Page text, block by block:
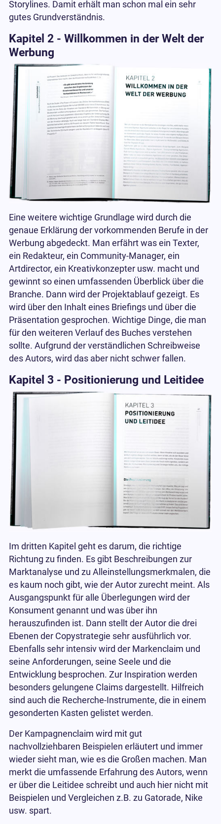
Storylines. Damit erhält man schon mal ein sehr
gutes Grundverständnis.
Kapitel 2 - Willkommen in der Welt der
Werbung
Eine weitere wichtige Grundlage wird durch die
genaue Erklärung der vorkommenden Berufe in der
Werbung abgedeckt. Man erfährt was ein Texter,
ein Redakteur, ein Community-Manager, ein
Artdirector, ein Kreativkonzepter usw. macht und
gewinnt so einen umfassenden Überblick über die
Branche. Dann wird der Projektablauf gezeigt. Es
wird über den Inhalt eines Briefings und über die
Präsentation gesprochen. Wichtige Dinge, die man
für den weiteren Verlauf des Buches verstehen
sollte. Aufgrund der verständlichen Schreibweise
des Autors, wird das aber nicht schwer fallen.
Kapitel 3 - Positionierung und Leitidee
Im dritten Kapitel geht es darum, die richtige
Richtung zu finden. Es gibt Beschreibungen zur
Marktanalyse und zu Alleinstellungsmerkmalen, die
es kaum noch gibt, wie der Autor zurecht meint. Als
Ausgangspunkt für alle Überlegungen wird der
Konsument genannt und was über ihn
herauszufinden ist. Dann stellt der Autor die drei
Ebenen der Copystrategie sehr ausführlich vor.
Ebenfalls sehr intensiv wird der Markenclaim und
seine Anforderungen, seine Seele und die
Entwicklung besprochen. Zur Inspiration werden
besonders gelungene Claims dargestellt. Hilfreich
sind auch die Recherche-Instrumente, die in einem
gesonderten Kasten gelistet werden.
Der Kampagnenclaim wird mit gut
nachvollziehbaren Beispielen erläutert und immer
wieder sieht man, wie es die Großen machen. Man
merkt die umfassende Erfahrung des Autors, wenn
er über die Leitidee schreibt und auch hier nicht mit
Beispielen und Vergleichen z.B. zu Gatorade, Nike
usw. spart.